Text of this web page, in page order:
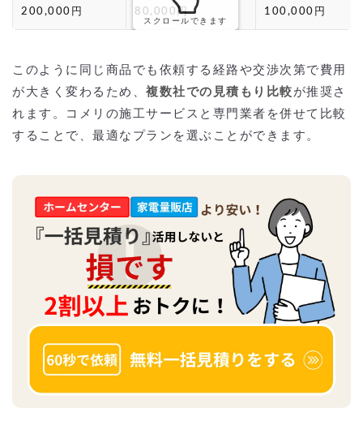
200,000円 80,000円 100,000円
スクロールできます
このように同じ商品でも依頼する経路や交渉次第で費用
が大きく変わるため、 複数社での見積もり比較 が推奨さ
れます。コメリの施工サービスと専門業者を併せて比較
することで、最適なプランを選ぶことができます。